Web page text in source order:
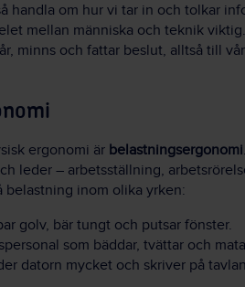
handla om hur vi tar in och tolkar
mellan människa och teknik
minns och fattar beslut, alltså till
ergonomi är belastningsergonomi
leder – arbetsställning,
belastning inom olika yrken:
golv, bär tungt och putsar fönster.
som bäddar, tvättar och
datorn mycket och skriver på